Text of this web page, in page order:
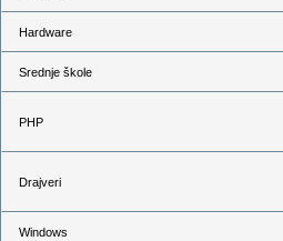
Hardware
Srednje škole
PHP
Drajveri
Windows